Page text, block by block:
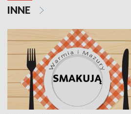
INNE